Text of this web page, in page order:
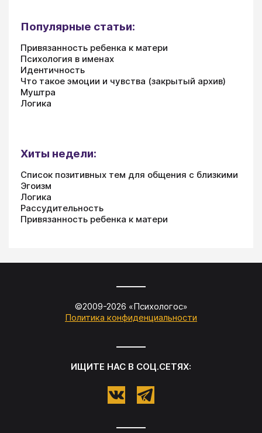
Популярные статьи:
Привязанность ребенка к матери
Психология в именах
Идентичность
Что такое эмоции и чувства (закрытый архив)
Муштра
Логика
Хиты недели:
Список позитивных тем для общения с близкими
Эгоизм
Логика
Рассудительность
Привязанность ребенка к матери
©2009-2026 «Психологос»
Политика конфиденциальности
ИЩИТЕ НАС В СОЦ.СЕТЯХ: